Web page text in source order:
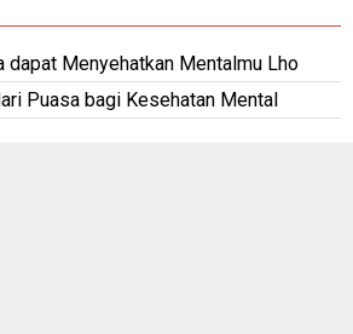
dapat Menyehatkan Mentalmu Lho
Puasa bagi Kesehatan Mental